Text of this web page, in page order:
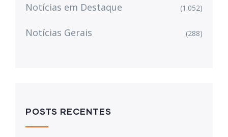
Notícias em Destaque (1.052)
Notícias Gerais (288)
POSTS RECENTES